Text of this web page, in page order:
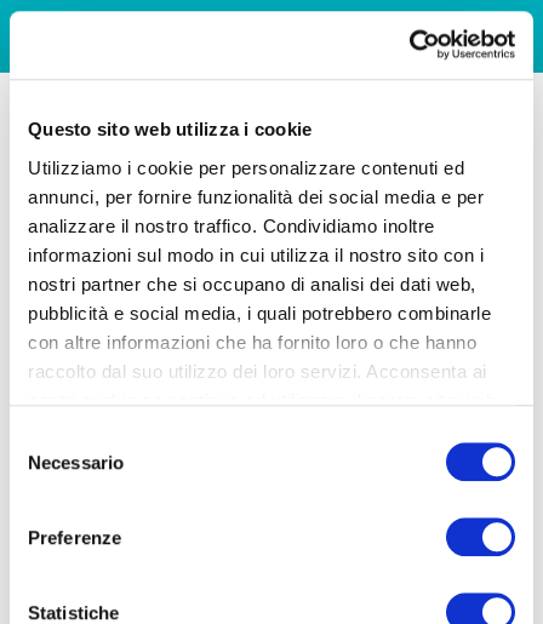
Questo sito web utilizza i cookie
Utilizziamo i cookie per personalizzare contenuti ed
annunci, per fornire funzionalità dei social media e per
analizzare il nostro traffico. Condividiamo inoltre
informazioni sul modo in cui utilizza il nostro sito con i
nostri partner che si occupano di analisi dei dati web,
pubblicità e social media, i quali potrebbero combinarle
con altre informazioni che ha fornito loro o che hanno
raccolto dal suo utilizzo dei loro servizi. Acconsenta ai
delNecessario
Preferenze
Statistiche